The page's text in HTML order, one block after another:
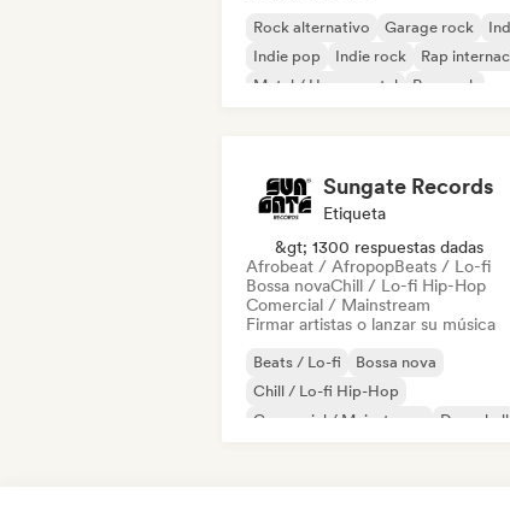
Rock alternativo Garage rock
Indie pop
Indie rock
Rap
Metal / Heavy metal
Pop rock
Sungate Records
Etiqueta
&gt; 1300 respuestas dadas
Afrobeat / AfropopBeats / Lo-fi
Bossa novaChill / Lo-fi Hip-Hop
Comercial / Mainstream
Firmar artistas o lanzar su música
Beats / Lo-fi
Bossa nova
Chill / Lo-fi Hip-Hop
Comercial / Mainstream
Dancehall